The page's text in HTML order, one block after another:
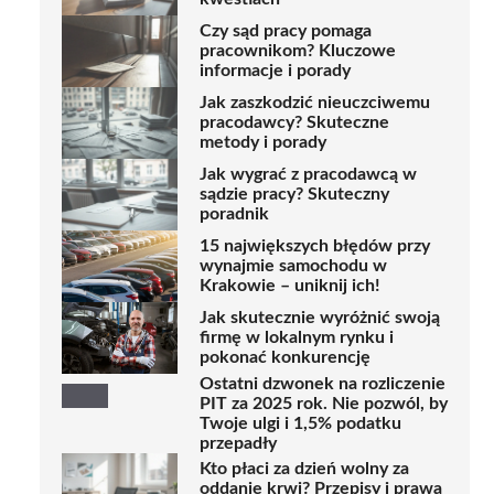
Czy sąd pracy pomaga
pracownikom? Kluczowe
informacje i porady
Jak zaszkodzić nieuczciwemu
pracodawcy? Skuteczne
metody i porady
Jak wygrać z pracodawcą w
sądzie pracy? Skuteczny
poradnik
15 największych błędów przy
wynajmie samochodu w
Krakowie – uniknij ich!
Jak skutecznie wyróżnić swoją
firmę w lokalnym rynku i
pokonać konkurencję
Ostatni dzwonek na rozliczenie
PIT za 2025 rok. Nie pozwól, by
Twoje ulgi i 1,5% podatku
przepadły
Kto płaci za dzień wolny za
oddanie krwi? Przepisy i prawa